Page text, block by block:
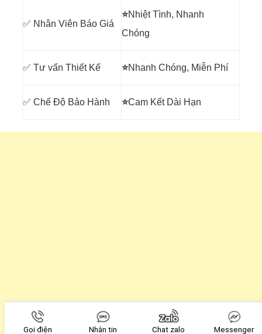
✅ Nhân Viên Báo Giá
⭐Nhiệt Tình, Nhanh
Chóng
✅ Tư vấn Thiết Kế ⭐Nhanh Chóng, Miễn Phí
✅ Chế Độ Bảo Hành ⭐Cam Kết Dài Hạn
Gọi điện Nhắn tin Chat zalo Messenger